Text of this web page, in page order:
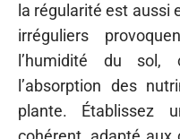
la régularité est aussi
irréguliers
l’humidité du sol,
l’absorption des
plante. Établissez